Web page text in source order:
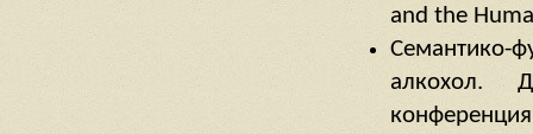
and the
Семантико-
алкохол.